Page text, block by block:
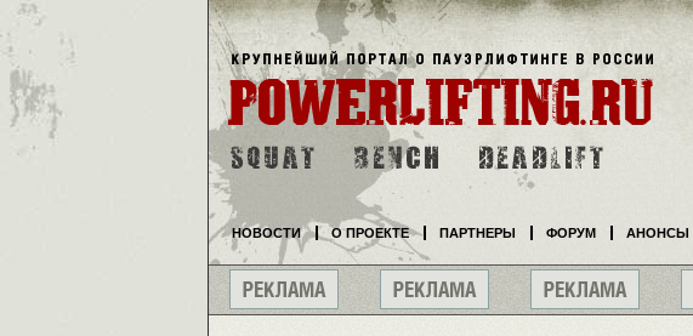
НОВОСТИ О ПРОЕКТЕ ПАРТНЕРЫ ФОРУМ АНОНСЫ